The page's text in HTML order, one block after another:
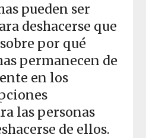
pueden ser
deshacerse que
por qué
permanecen de
en los
las personas
de ellos.